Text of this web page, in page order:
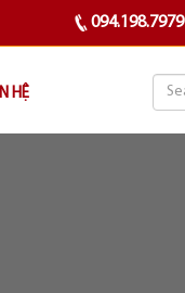
094.198.7979
HỆ